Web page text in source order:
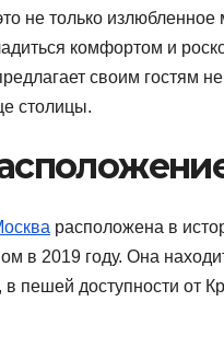
не только
комфортом и
своим гостям
столицы.
расположена в
в 2019 году. Она
пешей доступности от